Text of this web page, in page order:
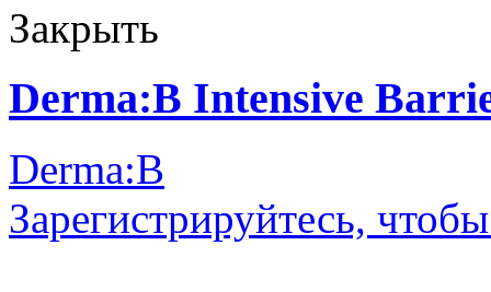
Закрыть
Derma:B Intensive
Derma:B
Зарегистрируйтесь,